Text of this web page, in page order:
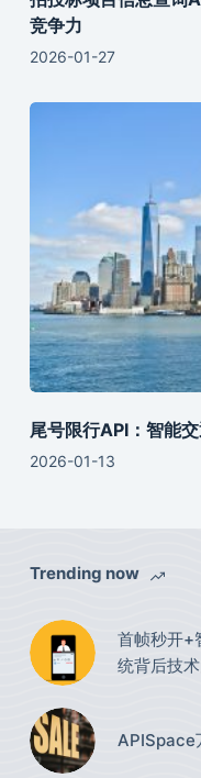
竞争力
2026-01-27
尾号限行API：智能
2026-01-13
Trending now
首帧秒开+
统背后技
APISpace